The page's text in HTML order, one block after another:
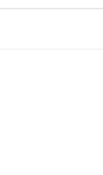
überspringen